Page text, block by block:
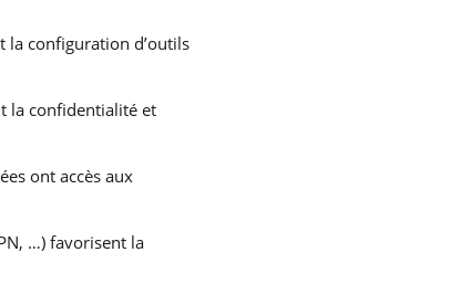
la configuration d’outils
la confidentialité et
ont accès aux
…) favorisent la